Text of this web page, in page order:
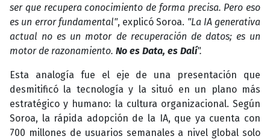
ser que recupera conocimiento de forma precisa. Pero eso
es un error fundamental", explicó Soroa. "La IA generativa
actual no es un motor de recuperación de datos; es un
motor de razonamiento. No es Data, es Dalí".
Esta analogía fue el eje de una presentación que
desmitificó la tecnología y la situó en un plano más
estratégico y humano: la cultura organizacional. Según
Soroa, la rápida adopción de la IA, que ya cuenta con
700 millones de usuarios semanales a nivel global solo